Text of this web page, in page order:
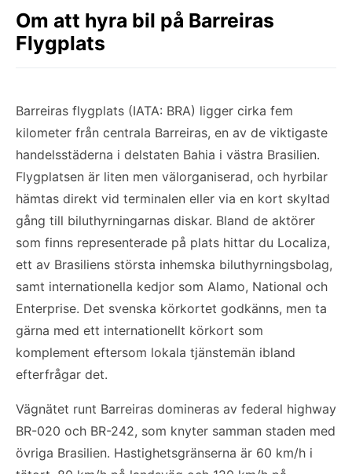
Om att hyra bil på Barreiras
Flygplats
Barreiras flygplats (IATA: BRA) ligger cirka fem
kilometer från centrala Barreiras, en av de viktigaste
handelsstäderna i delstaten Bahia i västra Brasilien.
Flygplatsen är liten men välorganiserad, och hyrbilar
hämtas direkt vid terminalen eller via en kort skyltad
gång till biluthyrningarnas diskar. Bland de aktörer
som finns representerade på plats hittar du Localiza,
ett av Brasiliens största inhemska biluthyrningsbolag,
samt internationella kedjor som Alamo, National och
Enterprise. Det svenska körkortet godkänns, men ta
gärna med ett internationellt körkort som
komplement eftersom lokala tjänstemän ibland
efterfrågar det.
Vägnätet runt Barreiras domineras av federal highway
BR-020 och BR-242, som knyter samman staden med
övriga Brasilien. Hastighetsgränserna är 60 km/h i